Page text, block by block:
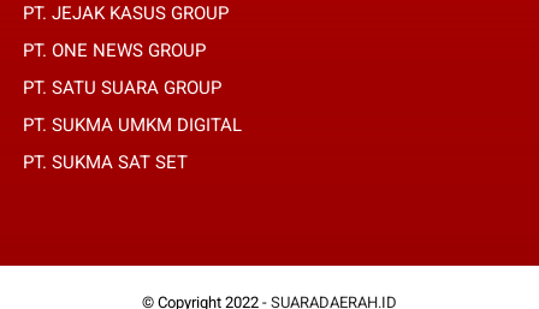
PT. JEJAK KASUS GROUP
PT. ONE NEWS GROUP
PT. SATU SUARA GROUP
PT. SUKMA UMKM DIGITAL
PT. SUKMA SAT SET
© Copyright 2022 - SUARADAERAH.ID